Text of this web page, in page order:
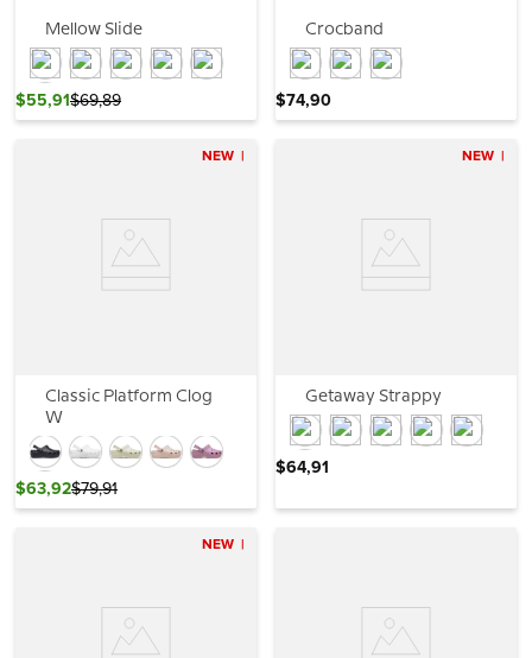
Mellow Slide
$55,91$69,89
Crocband
$74,90
NEW
Classic Platform Clog
W
$63,92$79,91
NEW
Getaway Strappy
$64,91
NEW